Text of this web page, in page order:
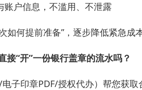
账户信息，不滥用、不泄露
如何提前准备”，逐步降低紧急成
接“开”一份银行盖章的流水吗？
电子印章PDF/授权代办）帮您获